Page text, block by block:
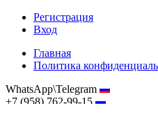
Регистрация
Вход
Главная
Политика
WhatsApp\Telegram
+7 (958) 762-99-15